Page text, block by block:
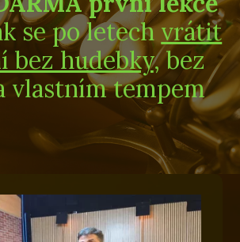
se po letechvrátit
bez hudebky, bez
vlastním tempem